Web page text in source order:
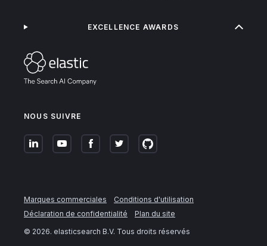
NOUS SUIVRE
EXCELLENCE AWARDS
Marques commerciales
Conditions d'utilisation
Déclaration de confidentialité
Plan du site
© 2026. elasticsearch B.V. Tous droits réservés